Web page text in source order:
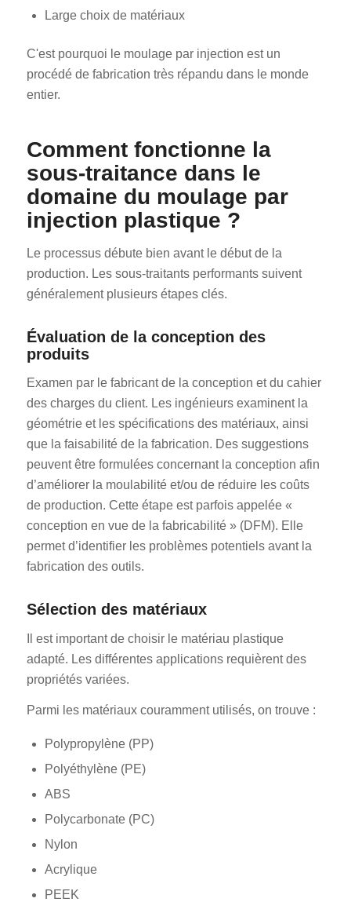
Large choix de matériaux
C'est pourquoi le moulage par injection est un
procédé de fabrication très répandu dans le monde
entier.
Comment fonctionne la
sous-traitance dans le
domaine du moulage par
injection plastique ?
Le processus débute bien avant le début de la
production. Les sous-traitants performants suivent
généralement plusieurs étapes clés.
Évaluation de la conception des
produits
Examen par le fabricant de la conception et du cahier
des charges du client. Les ingénieurs examinent la
géométrie et les spécifications des matériaux, ainsi
que la faisabilité de la fabrication. Des suggestions
peuvent être formulées concernant la conception afin
d’améliorer la moulabilité et/ou de réduire les coûts
de production. Cette étape est parfois appelée «
conception en vue de la fabricabilité » (DFM). Elle
permet d’identifier les problèmes potentiels avant la
fabrication des outils.
Sélection des matériaux
Il est important de choisir le matériau plastique
adapté. Les différentes applications requièrent des
propriétés variées.
Parmi les matériaux couramment utilisés, on trouve :
Polypropylène (PP)
Polyéthylène (PE)
ABS
Polycarbonate (PC)
Nylon
Acrylique
PEEK